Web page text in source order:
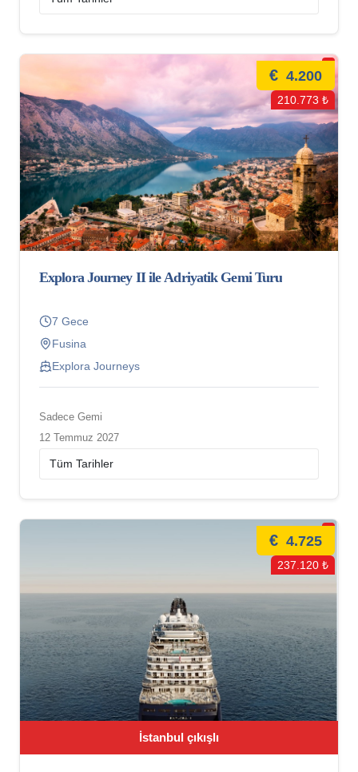
€ 4.200
210.773 ₺
Explora Journey II ile Adriyatik Gemi Turu
7 Gece
Fusina
Explora Journeys
Sadece Gemi
12 Temmuz 2027
İstanbul çıkışlı
€ 4.725
237.120 ₺